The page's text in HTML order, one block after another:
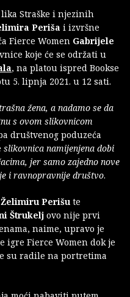
lika Straške i njezinih
Periša i izvršne
Fierce Women Gabrijele
koje će se održati u
, na platou ispred Bookse
5. lipnja 2021. u 12 sati.
žena, a nadamo se da
s ovom slikovnicom
društvenog poduzeća
slikovnica namijenjena dobi
jer samo zajedno nove
i ravnopravnije društvo.
Želimiru Perišu te
Štrukelj ovo nije prvi
naime, upravo je
Fierce Women dok je
su radile na portretima